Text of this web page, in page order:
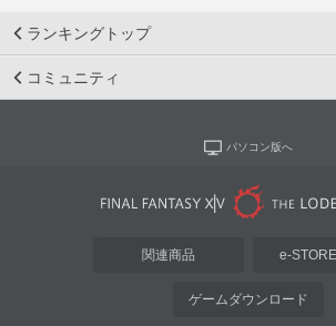
ランキングトップ
コミュニティ
パソコン版へ
関連商品 e-
ゲームダウンロード